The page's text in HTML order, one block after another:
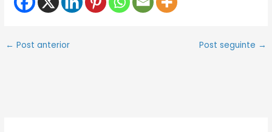
← Post anterior Post seguinte →